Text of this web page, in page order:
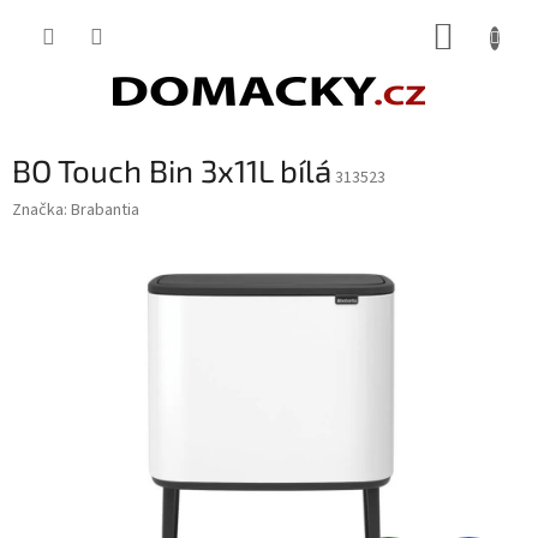
BO Touch Bin 3x11L bílá 313523
Značka: Brabantia